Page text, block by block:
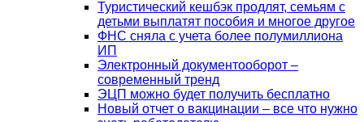
Туристический кешбэк продлят, семьям с
детьми выплатят пособия и многое другое
ФНС сняла с учета более полумиллиона
ИП
Электронный документооборот –
современный тренд
ЭЦП можно будет получить бесплатно
Новый отчет о вакцинации – все что нужно